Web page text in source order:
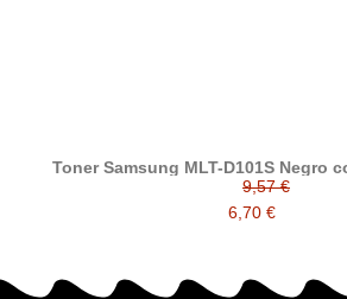
Toner Samsung MLT-D101S Negro
D101S/ELS
9,57 €
6,70 €